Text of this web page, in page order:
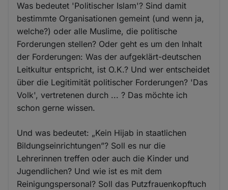
Was bedeutet 'Politischer Islam'? Sind damit
bestimmte Organisationen gemeint (und wenn ja,
welche?) oder alle Muslime, die politische
Forderungen stellen? Oder geht es um den Inhalt
der Forderungen: Was der aufgeklärt-deutschen
Leitkultur entspricht, ist O.K.? Und wer entscheidet
über die Legitimität politischer Forderungen? 'Das
Volk', vertretenen durch ... ? Das möchte ich
schon gerne wissen.
Und was bedeutet: „Kein Hijab in staatlichen
Bildungseinrichtungen”? Soll es nur die
Lehrerinnen treffen oder auch die Kinder und
Jugendlichen? Und wie ist es mit dem
Reinigungspersonal? Soll das Putzfrauenkopftuch